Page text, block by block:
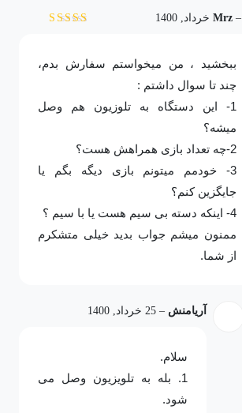
Mrz –
ببخشید ، من میخواستم سفارش بدم،
چند تا سوال داشتم :
1- این دستگاه به تلوزیون هم وصل
میشه؟
2-چه تعداد بازی همراهش هست؟
3- خودمم میتونم بازی دیگه بگم یا
جایگزین کنم؟
4- اینکه دسته بی سیم هست یا با سیم ؟
ممنون میشم جواب بدید خیلی متشکرم
از شما.
آریامنش – 25 خرداد, 1400
سلام.
1. بله به تلویزیون وصل می
شود.